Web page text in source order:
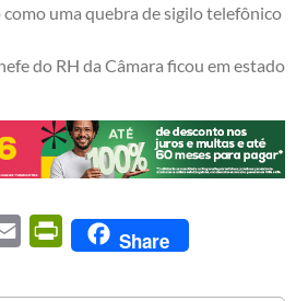
uma quebra de sigilo telefônico
do RH da Câmara ficou em estado
Email PrintFriendly
Share